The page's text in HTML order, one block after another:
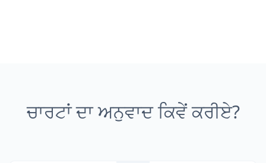
ਚਾਰਟਾਂ ਦਾ ਅਨੁਵਾਦ ਕਿਵੇਂ ਕਰੀਏ?